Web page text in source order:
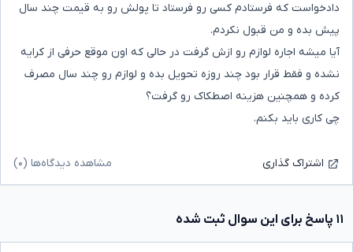
دادخواست که فرستادم کسی رو فرستاد تا پولش رو به قیمت چند سال
پیش بده و من قبول نکردم.
آیا میشه اجاره لوازم رو ازش گرفت در حالی که اون موقع حرفی از کرایه
نشده و فقط قرار بود چند روزه تحویل بده و لوازم رو چند سال مصرف
کرده و همچنین هزینه اصطکاک رو گرفت؟
چی کاری باید بکنم.
اشتراک گذاری مشاهده دیدگاه‌ها (۰)
۱۱ پاسخ برای این سوال ثبت شده